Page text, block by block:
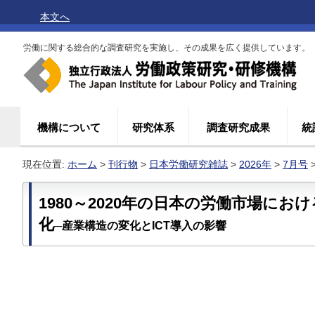
本文へ
労働に関する総合的な調査研究を実施し、その成果を広く提供しています。
機構について 研究体系 調査研究成果 統
現在位置: ホーム > 刊行物 > 日本労働研究雑誌 > 2026年 > 7月号
1980～2020年の日本の労働市場にお
化─産業構造の変化とICT導入の影響